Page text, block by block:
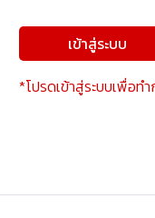
เข้าสู่ระบบ
*โปรดเข้าสู่ระบบเพื่อท